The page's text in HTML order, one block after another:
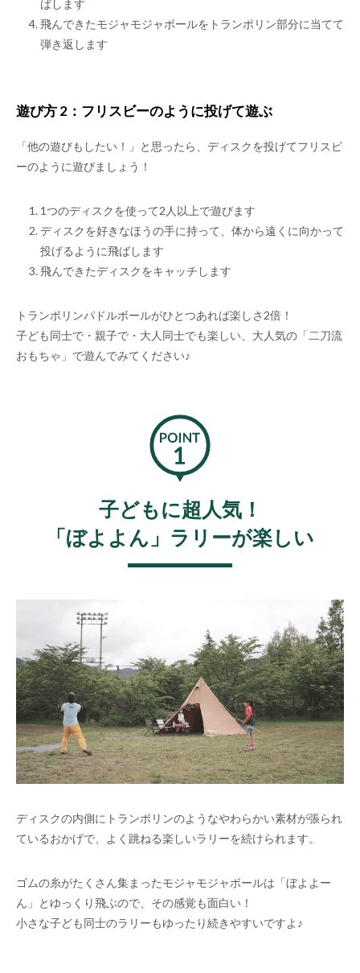
ばします
飛んできたモジャモジャボールをトランポリン部分に当てて
弾き返します
遊び方 2：フリスビーのように投げて遊ぶ
「他の遊びもしたい！」と思ったら、ディスクを投げてフリスビ
ーのように遊びましょう！
1つのディスクを使って2人以上で遊びます
ディスクを好きなほうの手に持って、体から遠くに向かって
投げるように飛ばします
飛んできたディスクをキャッチします
トランポリンパドルボールがひとつあれば楽しさ2倍！
子ども同士で・親子で・大人同士でも楽しい、大人気の「二刀流
おもちゃ」で遊んでみてください♪
子どもに超人気！
「ぼよよん」ラリーが楽しい
ディスクの内側にトランポリンのようなやわらかい素材が張られ
ているおかげで、よく跳ねる楽しいラリーを続けられます。
ゴムの糸がたくさん集まったモジャモジャボールは「ぼよよー
ん」とゆっくり飛ぶので、その感覚も面白い！
小さな子ども同士のラリーもゆったり続きやすいですよ♪